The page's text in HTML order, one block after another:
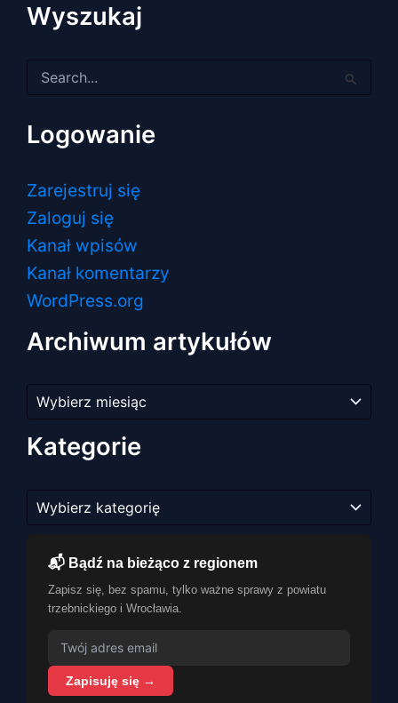
Wyszukaj
dla:
Logowanie
Zarejestruj się
Zaloguj się
Kanał wpisów
Kanał komentarzy
WordPress.org
Archiwum artykułów
artykułów
Kategorie
📬 Bądź na bieżąco z regionem
Zapisz się, bez spamu, tylko ważne sprawy z powiatu
trzebnickiego i Wrocławia.
Zapisuję się →